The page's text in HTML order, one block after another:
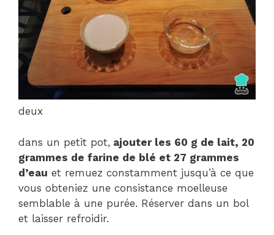
deux
dans un petit pot, ajouter les 60 g de lait, 20
grammes de farine de blé et 27 grammes
d’eau et remuez constamment jusqu’à ce que
vous obteniez une consistance moelleuse
semblable à une purée. Réserver dans un bol
et laisser refroidir.